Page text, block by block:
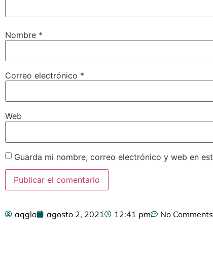
Nombre *
Correo electrónico *
Web
Guarda mi nombre, correo electrónico y web en
aqgla agosto 2, 2021 12:41 pm No Comments